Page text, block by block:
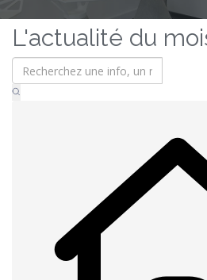
L'actualité du